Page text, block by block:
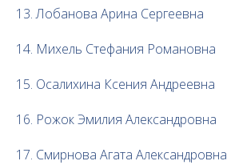
13. Лобанова Арина Сергеевна
14. Михель Стефания Романовна
15. Осалихина Ксения Андреевна
16. Рожок Эмилия Александровна
17. Смирнова Агата Александровна